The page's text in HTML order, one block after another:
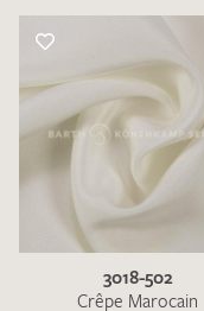
3018-502
Crêpe Marocain